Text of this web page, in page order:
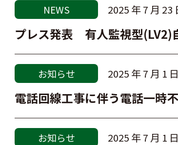
NEWS 2025 年 7 月 23
プレス発表 有人監視型(LV2)
お知らせ 2025 年 7 月 1 日
電話回線工事に伴う電話一時
お知らせ 2025 年 7 月 1 日